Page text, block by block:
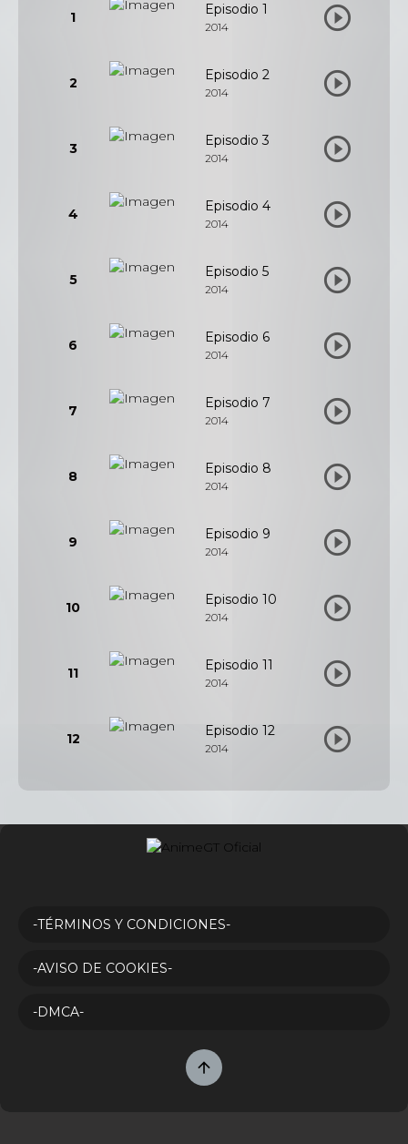
1 Episodio 1
2014
2 Episodio 2
2014
3 Episodio 3
2014
4 Episodio 4
2014
5 Episodio 5
2014
6 Episodio 6
2014
7 Episodio 7
2014
8 Episodio 8
2014
9 Episodio 9
2014
10 Episodio 10
2014
11 Episodio 11
2014
12 Episodio 12
2014
-TÉRMINOS Y CONDICIONES-
-AVISO DE COOKIES-
-DMCA-